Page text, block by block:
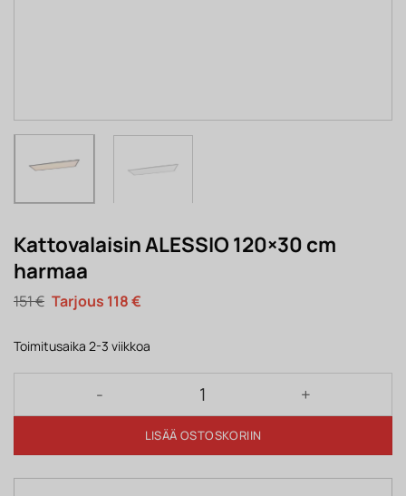
Kattovalaisin ALESSIO 120×30 cm
harmaa
151€ Alkuperäinen
hinta
151 €.
118€Nykyinen
118 €.
Toimitusaika 2-3 viikkoa
Kattovalaisin ALESSIO 120×30 cm harmaa määrä
LISÄÄ OSTOSKORIIN